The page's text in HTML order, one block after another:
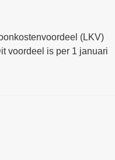
(LKV)
voordeel is per 1 januari